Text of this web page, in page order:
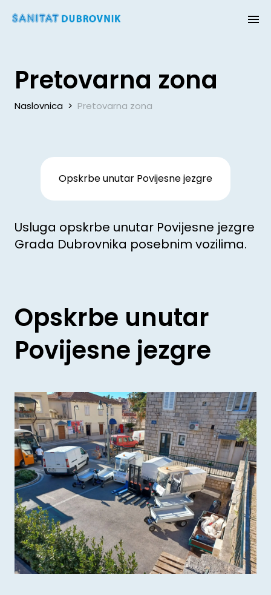
Pretovarna zona
Naslovnica > Pretovarna zona
Opskrbe unutar Povijesne jezgre
Usluga opskrbe unutar Povijesne jezgre
Grada Dubrovnika posebnim vozilima.
Opskrbe unutar
Povijesne jezgre